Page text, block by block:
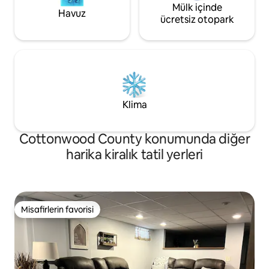
Havuz
Mülk içinde
ücretsiz otopark
Klima
Cottonwood County konumunda diğer
harika kiralık tatil yerleri
Misafirlerin favorisi
Misafirlerin favorisi